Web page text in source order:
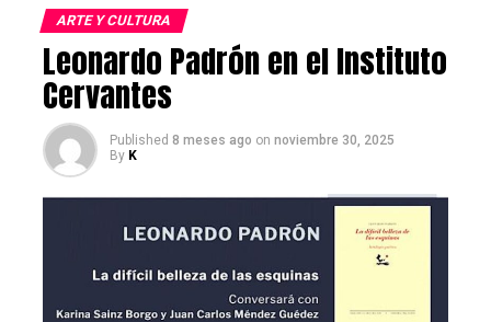
delegación de escritores, poetas, divulgadores, editores
y pensadores bajo el lema “Una cultura para la paz”.
Prensa Latina
Post Views: 614
RELATED TOPICS:
ESCRITORES HISPANOAMERICANOS
ESPAÑA
FERIA INTERNACIONAL DEL LIBROS DE BOGOTÁ
FILBO
LITERATURA EN ESPAÑOL
UNA CULTURA PARA LA PAZ
La venezolana Isabella Sterzewski: innovación y
liderazgo en la era digital
ARTE Y CULTURA
Leonardo Padrón en el Instituto
Cervantes
Published 8 meses ago on noviembre 30, 2025
By K